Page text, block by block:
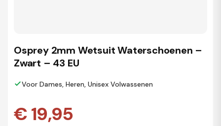
Osprey 2mm Wetsuit Waterschoenen –
Zwart – 43 EU
Voor Dames, Heren, Unisex Volwassenen
€ 19,95